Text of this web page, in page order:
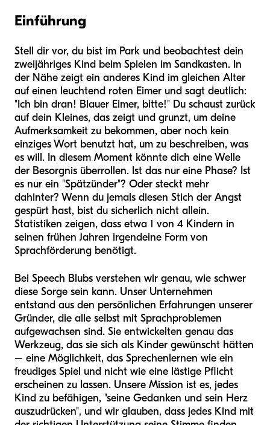
Einführung
Stell dir vor, du bist im Park und beobachtest dein
zweijähriges Kind beim Spielen im Sandkasten. In
der Nähe zeigt ein anderes Kind im gleichen Alter
auf einen leuchtend roten Eimer und sagt deutlich:
"Ich bin dran! Blauer Eimer, bitte!" Du schaust zurück
auf dein Kleines, das zeigt und grunzt, um deine
Aufmerksamkeit zu bekommen, aber noch kein
einziges Wort benutzt hat, um zu beschreiben, was
es will. In diesem Moment könnte dich eine Welle
der Besorgnis überrollen. Ist das nur eine Phase? Ist
es nur ein "Spätzünder"? Oder steckt mehr
dahinter? Wenn du jemals diesen Stich der Angst
gespürt hast, bist du sicherlich nicht allein.
Statistiken zeigen, dass etwa 1 von 4 Kindern in
seinen frühen Jahren irgendeine Form von
Sprachförderung benötigt.
Bei Speech Blubs verstehen wir genau, wie schwer
diese Sorge sein kann. Unser Unternehmen
entstand aus den persönlichen Erfahrungen unserer
Gründer, die alle selbst mit Sprachproblemen
aufgewachsen sind. Sie entwickelten genau das
Werkzeug, das sie sich als Kinder gewünscht hätten
– eine Möglichkeit, das Sprechenlernen wie ein
freudiges Spiel und nicht wie eine lästige Pflicht
erscheinen zu lassen. Unsere Mission ist es, jedes
Kind zu befähigen, "seine Gedanken und sein Herz
auszudrücken", und wir glauben, dass jedes Kind mit